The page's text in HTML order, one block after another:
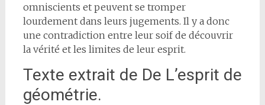
omniscients et peuvent se tromper
lourdement dans leurs jugements. Il y a donc
une contradiction entre leur soif de découvrir
la vérité et les limites de leur esprit.
Texte extrait de De L’esprit de
géométrie.